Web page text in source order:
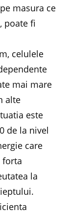
masura ce
poate fi
celulele
mai mare
alte
este
de la nivel
care
forta
la